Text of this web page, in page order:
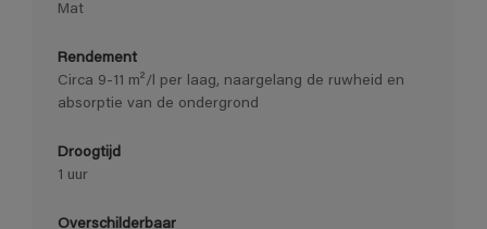
Mat
Rendement
Circa 9-11 m²/l per laag, naargelang de ruwheid en
absorptie van de ondergrond
Droogtijd
1 uur
Overschilderbaar